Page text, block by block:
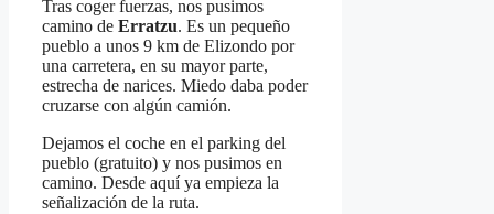
Tras coger fuerzas, nos pusimos
camino de Erratzu. Es un pequeño
pueblo a unos 9 km de Elizondo por
una carretera, en su mayor parte,
estrecha de narices. Miedo daba poder
cruzarse con algún camión.
Dejamos el coche en el parking del
pueblo (gratuito) y nos pusimos en
camino. Desde aquí ya empieza la
señalización de la ruta.